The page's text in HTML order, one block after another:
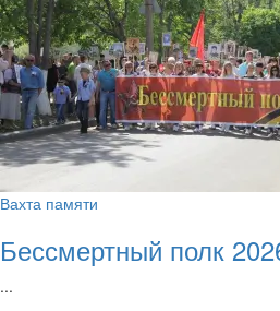
Вахта памяти
Бессмертный полк
...